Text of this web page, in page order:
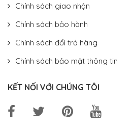
Chính sách giao nhận
Chính sách bảo hành
Chính sách đổi trả hàng
Chính sách bảo mật thông tin
KẾT NỐI VỚI CHÚNG TÔI